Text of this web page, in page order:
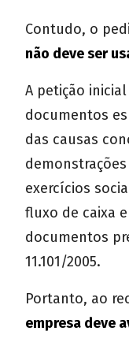
Contudo, o
não deve ser
A petição
documentos
das causas
exercícios
fluxo de caixa
documentos
11.101/2005.
Portanto, ao
empresa deve